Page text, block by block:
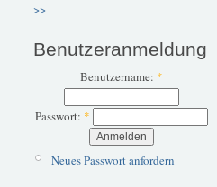
>>
Benutzeranmeldung
Benutzername: *
Passwort: *
Neues Passwort anfordern